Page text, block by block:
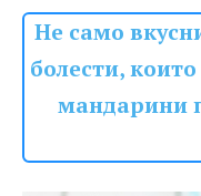
Не само
болести,
мандарини